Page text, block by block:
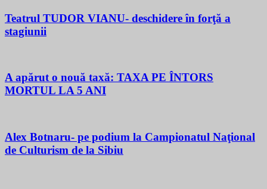
Teatrul TUDOR VIANU- deschidere în forţă a
stagiunii
A apărut o nouă taxă: TAXA PE ÎNTORS
MORTUL LA 5 ANI
Alex Botnaru- pe podium la Campionatul Naţional
de Culturism de la Sibiu